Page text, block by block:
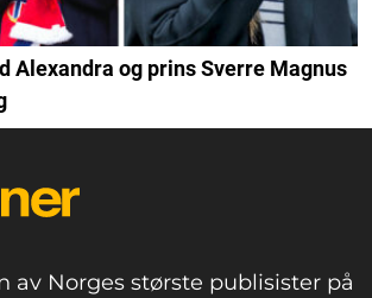
Alexandra og prins Sverre Magnus
av Norges største publisister på